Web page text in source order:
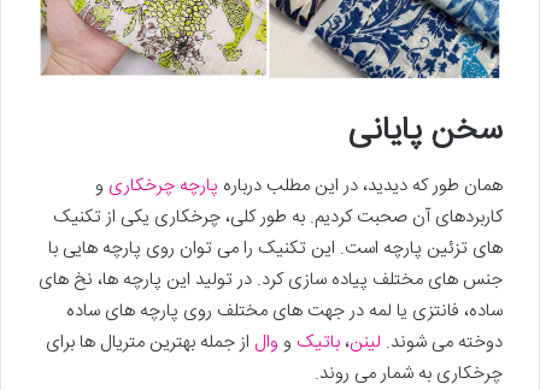
سخن پایانی
همان طور که دیدید، در این مطلب درباره پارچه چرخکاری و
کاربردهای آن صحبت کردیم. به طور کلی، چرخکاری یکی از تکنیک
های تزئین پارچه است. این تکنیک را می توان روی پارچه هایی با
جنس های مختلف پیاده سازی کرد. در تولید این پارچه ها، نخ های
ساده، فانتزی یا لمه در جهت های مختلف روی پارچه های ساده
دوخته می شوند. لینن، باتیک و وال از جمله بهترین متریال ها برای
چرخکاری به شمار می روند.